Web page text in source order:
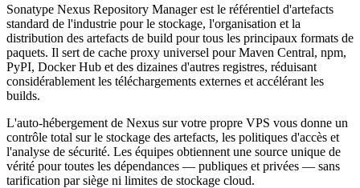
Sonatype Nexus Repository Manager est le référentiel d'artefacts
standard de l'industrie pour le stockage, l'organisation et la
distribution des artefacts de build pour tous les principaux formats de
paquets. Il sert de cache proxy universel pour Maven Central, npm,
PyPI, Docker Hub et des dizaines d'autres registres, réduisant
considérablement les téléchargements externes et accélérant les
builds.
L'auto-hébergement de Nexus sur votre propre VPS vous donne un
contrôle total sur le stockage des artefacts, les politiques d'accès et
l'analyse de sécurité. Les équipes obtiennent une source unique de
vérité pour toutes les dépendances — publiques et privées — sans
tarification par siège ni limites de stockage cloud.